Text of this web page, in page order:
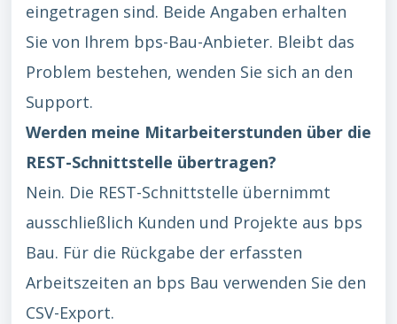
eingetragen sind. Beide Angaben erhalten
Sie von Ihrem bps-Bau-Anbieter. Bleibt das
Problem bestehen, wenden Sie sich an den
Support.
Werden meine Mitarbeiterstunden über die
REST-Schnittstelle übertragen?
Nein. Die REST-Schnittstelle übernimmt
ausschließlich Kunden und Projekte aus bps
Bau. Für die Rückgabe der erfassten
Arbeitszeiten an bps Bau verwenden Sie den
CSV-Export.